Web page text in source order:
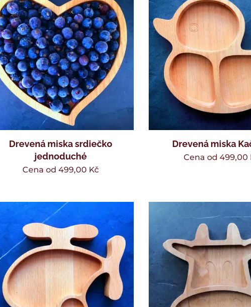
Drevená miska srdiečko
jednoduché
Cena od 499,00 Kč
Drevená miska
Cena od499,00